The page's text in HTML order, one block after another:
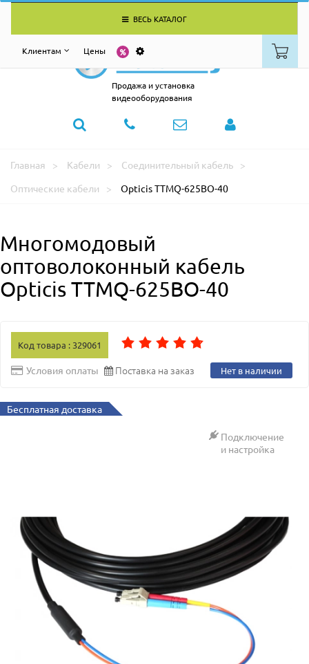
ВЕСЬ КАТАЛОГ
Клиентам Цены
Продажа и установка
видеооборудования
Главная Кабели
Соединительный кабель
Оптические кабели
Opticis TTMQ-625BO-40
Многомодовый
оптоволоконный кабель
Opticis TTMQ-625BO-40
Код товара : 329061
Условия оплаты Поставка на заказ Нет в наличии
Бесплатная доставка
Подключение
и настройка